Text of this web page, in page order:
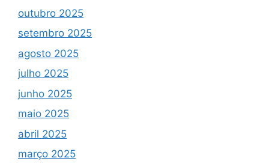
outubro 2025
setembro 2025
agosto 2025
julho 2025
junho 2025
maio 2025
abril 2025
março 2025